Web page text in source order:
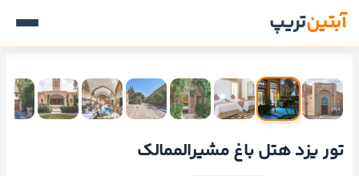
آبتینتریپ
تور یزد هتل باغ مشیرالممالک